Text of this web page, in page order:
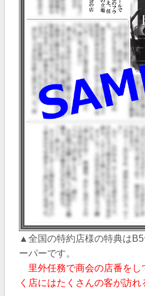
▲全国の特約店様の特典は
ーパーです。
里外任務で商会の店番をし
く店にはたくさんの客が訪